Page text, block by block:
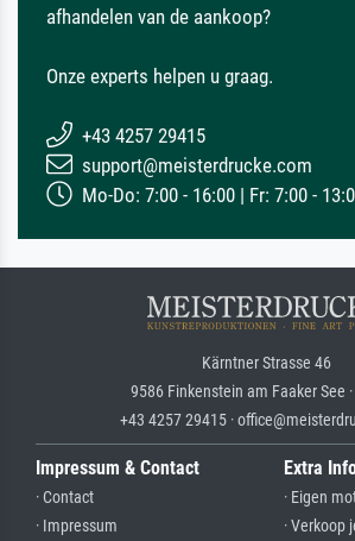
afhandelen van de aankoop?
Onze experts helpen u graag.
+43 4257 29415
support@meisterdrucke.com
Mo-Do: 7:00 - 16:00 | Fr: 7:00 -
Kärntner Strasse 46
9586 Finkenstein am Faaker See
+43 4257 29415 ·
Impressum & Contact
· Contact
· Impressum
Extra
· Eigen
· Verkoop